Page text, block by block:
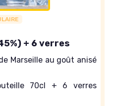
+ 6 verres
Marseille au goût anisé
70cl + 6 verres